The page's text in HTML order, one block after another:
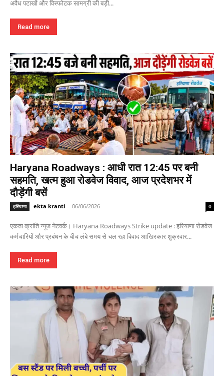
अवैध पटाखों और विस्फोटक सामग्री की बड़ी...
Read more
Haryana Roadways : आधी रात 12:45 पर बनी
सहमति, खत्म हुआ रोडवेज विवाद, आज प्रदेशभर में
दौड़ेंगी बसें
हरियाणा ekta kranti - 06/06/2026 0
एकता क्रांति न्यूज नेटवर्क। Haryana Roadways Strike update : हरियाणा रोडवेज
कर्मचारियों और प्रबंधन के बीच लंबे समय से चल रहा विवाद आखिरकार शुक्रवार...
Read more